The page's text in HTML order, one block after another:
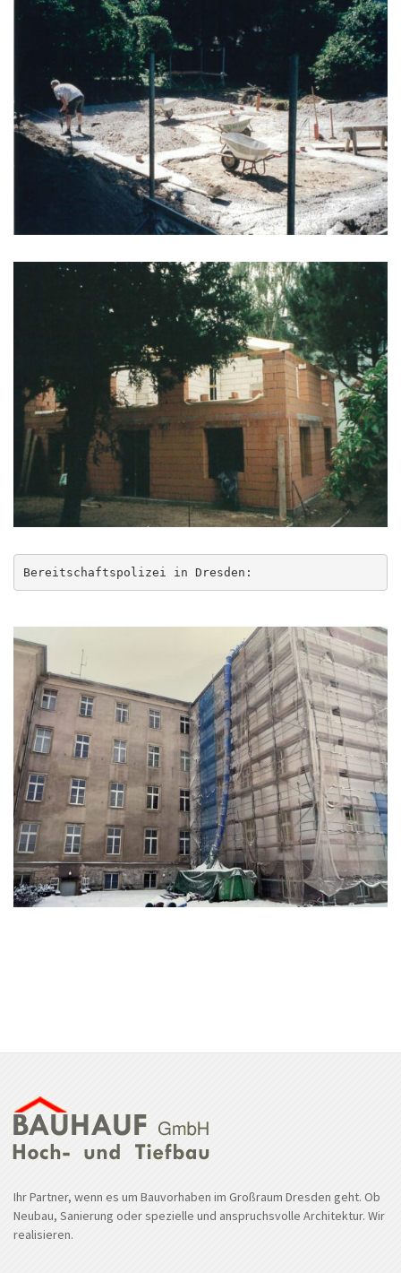
Bereitschaftspolizei in Dresden:
Ihr Partner, wenn es um Bauvorhaben im Großraum Dresden geht. Ob
Neubau, Sanierung oder spezielle und anspruchsvolle Architektur. Wir
realisieren.